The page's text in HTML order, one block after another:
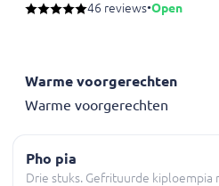
46 reviews•Open
Warme voorgerechten
Warme voorgerechten
Pho pia
Drie stuks. Gefrituurde kiploempia